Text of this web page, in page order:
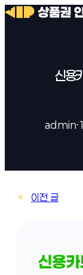
신용
admin·
«
이전 글